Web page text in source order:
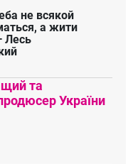
не всякой
а жити
Лесь
та
України